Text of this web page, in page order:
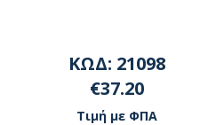
ΚΩΔ: 21098
€37.20
Τιμή με ΦΠΑ